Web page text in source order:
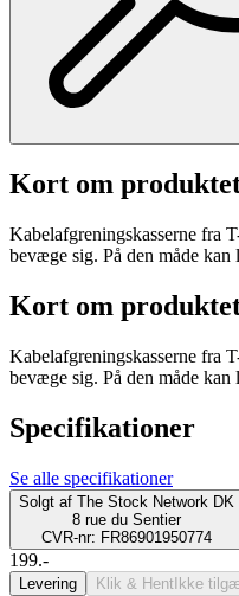
Kort om
Kabelafgreningskasserne fra
bevæge sig. På den måde kan
Kort om
Kabelafgreningskasserne fra
bevæge sig. På den måde kan
Specifikationer
Se alle specifikationer
Solgt af The Stock Network DK
8 rue du Sentier
CVR-nr: FR86901950774
199.-
Levering Klik & Hent Ikke